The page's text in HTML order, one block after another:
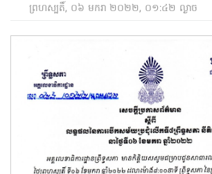
ព្រហស្បតិ៍, ០៦ មករា ២០២២, ០១:៤២ ល្ងាច